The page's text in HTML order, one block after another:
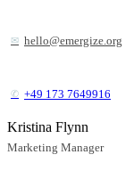
hello@emergize.org
+49 173 7649916
Kristina Flynn
Marketing Manager